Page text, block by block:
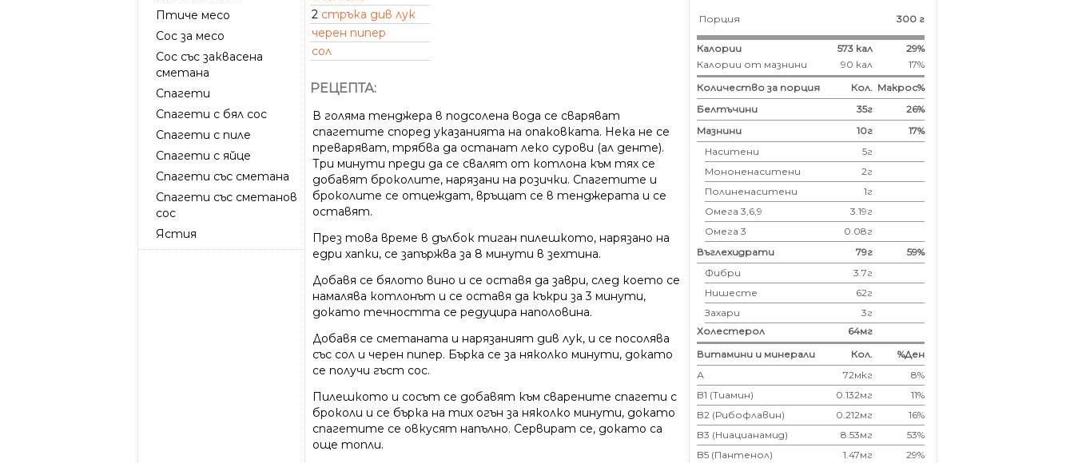
Птиче месо
Сос за месо
Сос със заквасена
сметана
Спагети
Спагети с бял сос
Спагети с пиле
Спагети с яйце
Спагети със сметана
Спагети със сметанов
сос
Ястия
2 стръка див лук
черен пипер
сол
РЕЦЕПТА:
В голяма тенджера в подсолена вода се сваряват
спагетите според указанията на опаковката. Нека не се
преваряват, трябва да останат леко сурови (ал денте).
Три минути преди да се свалят от котлона към тях се
добавят броколите, нарязани на розички. Спагетите и
броколите се отцеждат, връщат се в тенджерата и се
оставят.
През това време в дълбок тиган пилешкото, нарязано на
едри хапки, се запържва за 8 минути в зехтина.
Добавя се бялото вино и се оставя да заври, след което се
намалява котлонът и се оставя да къкри за 3 минути,
докато течността се редуцира наполовина.
Добавя се сметаната и нарязаният див лук, и се посолява
със сол и черен пипер. Бърка се за няколко минути, докато
се получи гъст сос.
Пилешкото и сосът се добавят към сварените спагети с
броколи и се бърка на тих огън за няколко минути, докато
спагетите се овкусят напълно. Сервират се, докато са
още топли.
Порция 300 г
Калории 573 кал
29%
Калории от мазнини
90 кал
17%
Количество за порция
Кол. Макрос%
Белтъчини
35г
26%
Мазнини
10г
17%
Наситени
5г
Мононенаситени
2г
Полиненаситени
1г
Омега 3,6,9
3.19г
Омега 3
0.08г
Въглехидрати
79г
59%
Фибри
3.7г
Нишесте
62г
Захари
3г
Холестерол
64мг
Витамини и минерали
Кол.
%Ден
А
72мкг
8%
B1 (Тиамин)
0.132мг
11%
B2 (Рибофлавин)
0.212мг
16%
B3 (Ниацианамид)
8.53мг
53%
B5 (Пантенол)
1.47мг
29%